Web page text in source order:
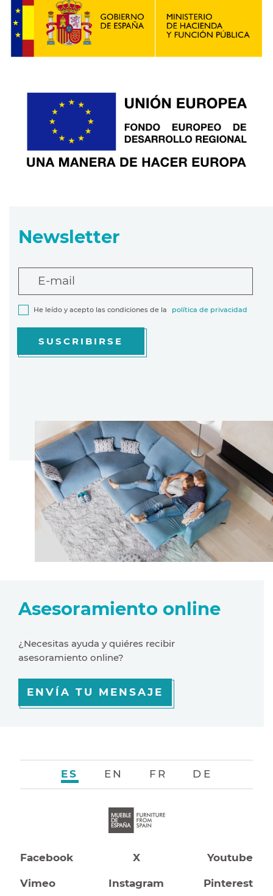
Newsletter
E-mail
He leído y acepto las condiciones de la política de privacidad
SUSCRIBIRSE
Asesoramiento online
¿Necesitas ayuda y quiéres recibir
asesoramiento online?
ENVÍA TU MENSAJE
Facebook X Youtube
Vimeo Instagram Pinterest
ES EN FR DE